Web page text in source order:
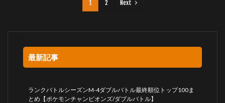
1 2 Next
最新記事
ランクバトルシーズンM-4ダブルバトル最終順位トップ100ま
とめ【ポケモンチャンピオンズ/ダブルバトル】